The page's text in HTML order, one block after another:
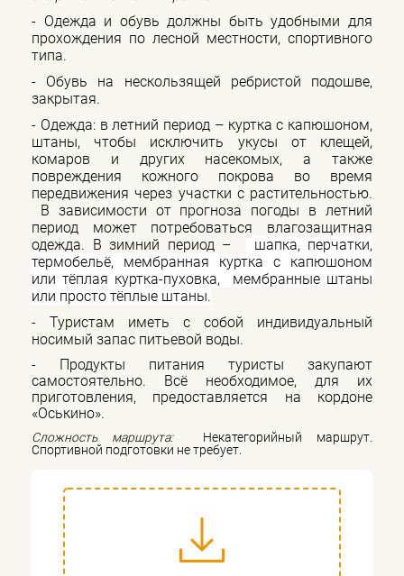
- Одежда и обувь должны быть удобными для
прохождения по лесной местности, спортивного
типа.
- Обувь на нескользящей ребристой подошве,
закрытая.
- Одежда: в летний период – куртка с капюшоном,
штаны, чтобы исключить укусы от клещей,
комаров и других насекомых, а также
повреждения кожного покрова во время
передвижения через участки с растительностью.
В зависимости от прогноза погоды в летний
период может потребоваться влагозащитная
одежда. В зимний период –
шапка, перчатки,
термобельё, мембранная куртка с капюшоном
или тёплая куртка-пуховка, мембранные штаны
или просто тёплые штаны.
- Туристам иметь с собой индивидуальный
носимый запас питьевой воды.
- Продукты питания туристы закупают
самостоятельно. Всё необходимое, для их
приготовления, предоставляется на кордоне
«Оськино».
Сложность маршрута:
Некатегорийный маршрут.
Спортивной подготовки не требует.